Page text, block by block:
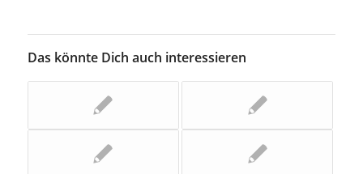
Das könnte Dich auch interessieren